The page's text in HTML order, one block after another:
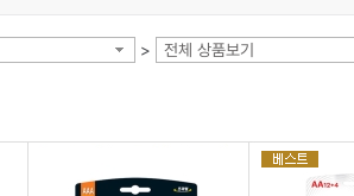
> 전체 상품보기